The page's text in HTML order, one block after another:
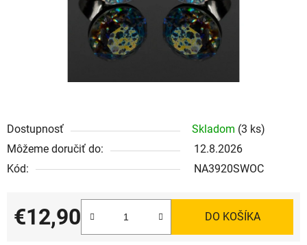
Dostupnosť Skladom (3 ks)
Môžeme doručiť do:
12.8.2026
Kód:
NA3920SWOC
€12,90
Jednotková cena:
DO KOŠÍKA